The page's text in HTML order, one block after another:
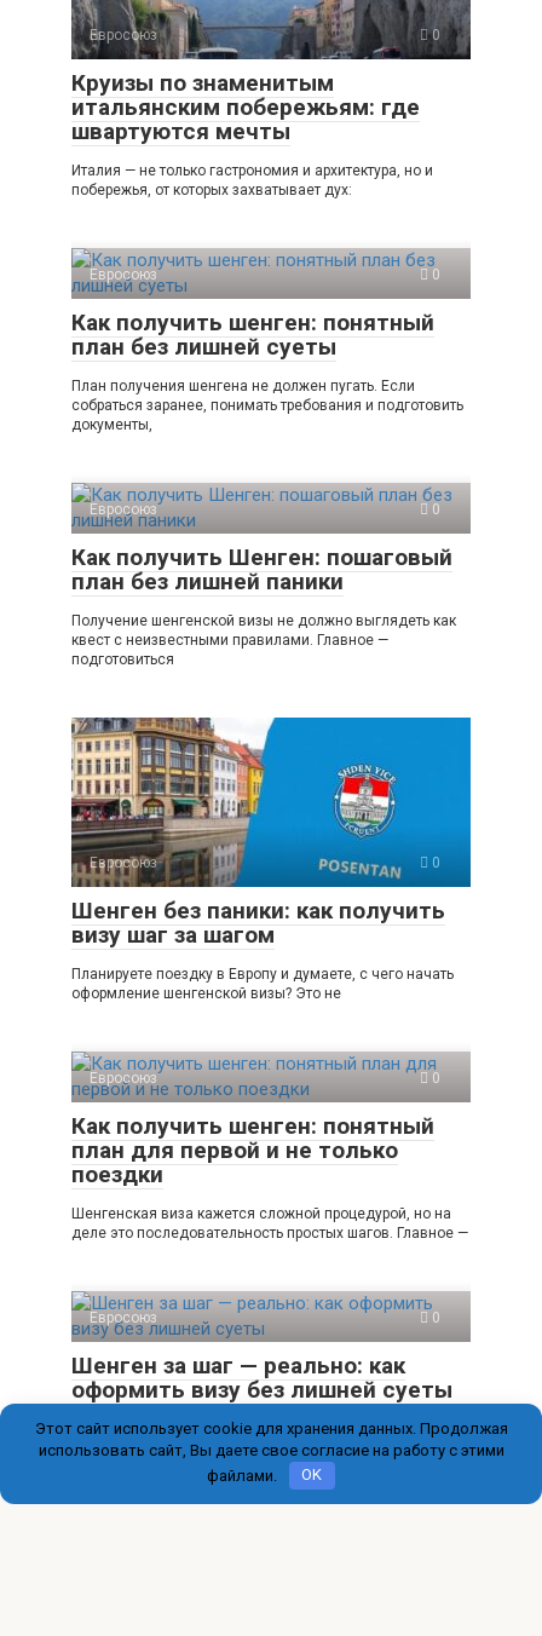
Евросоюз 0
Круизы по знаменитым
итальянским побережьям: где
швартуются мечты
Италия — не только гастрономия и архитектура, но и
побережья, от которых захватывает дух:
Евросоюз 0
Как получить шенген: понятный
план без лишней суеты
План получения шенгена не должен пугать. Если
собраться заранее, понимать требования и подготовить
документы,
Евросоюз 0
Как получить Шенген: пошаговый
план без лишней паники
Получение шенгенской визы не должно выглядеть как
квест с неизвестными правилами. Главное —
подготовиться
Евросоюз 0
Шенген без паники: как получить
визу шаг за шагом
Планируете поездку в Европу и думаете, с чего начать
оформление шенгенской визы? Это не
Евросоюз 0
Как получить шенген: понятный
план для первой и не только
поездки
Шенгенская виза кажется сложной процедурой, но на
деле это последовательность простых шагов. Главное —
Евросоюз 0
Шенген за шаг — реально: как
оформить визу без лишней суеты
Если мечтаете о прогулках по Европейским улочкам,
получить Шенген — первый практический шаг. Сразу
Этот сайт использует cookie для хранения данных. Продолжая
использовать сайт, Вы даете свое согласие на работу с этими
файлами.
OK